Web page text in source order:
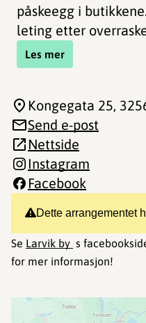
påskeegg i
leting etter
Les mer
Dette arrangementet
Se Larvik by s
for mer informasjon!
Kongegata 25,
Send e-post
Nettside
Instagram
Facebook